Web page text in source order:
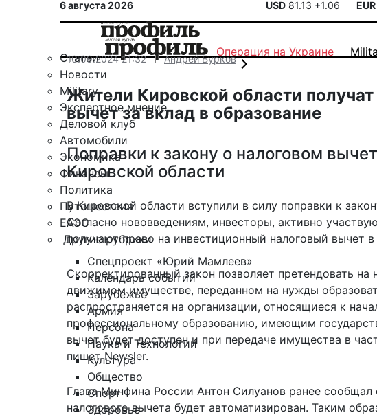
6 августа 2026 USD 81.13 +1.06 EUR
Статьи
Новости
Military
Экспертное мнение
Деловой клуб
Автомобили
Экономика
Финансы
Политика
Путешествия
ЕАЭС
Другие рубрики
Спецпроект «Юрий Мамлеев»
Календарь событий
Зарубежье
Армия
Персона
Наука и Технологии
Культура
Общество
Спорт
Здоровье
Операция на Украине
10.09.2024 21:32 Андрей Бурков
Жители Кировской области
вычет за вклад в образование
Поправки к закону о налоговом
Кировской области
В Кировской области вступили в силу поправки к
Согласно нововведениям, инвесторы, активно
получают право на инвестиционный налоговый вычет
Скорректированный закон позволяет претендовать на
движимом имуществе, переданном на нужды
распространяется на организации, относящиеся к
профессиональному образованию, имеющим
вычет будет доступен и при передаче имущества в
пишет Newsler.
Глава Минфина России Антон Силуанов ранее сообщал
налогового вычета будет автоматизирован. Таким